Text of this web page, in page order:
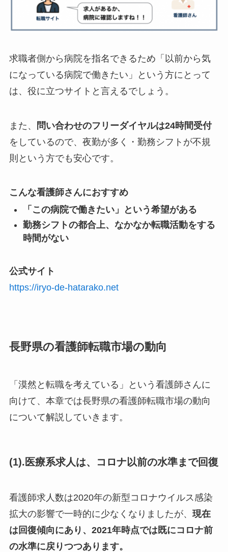
求職者側から病院を指名できるため「以前から気
になっている病院で働きたい」という方にとって
は、役に立つサイトと言えるでしょう。
また、
問い合わせのフリーダイヤルは24時間受付
をしているので、夜勤が多く・勤務シフトが不規
則という方でも安心です。
こんな看護師さんにおすすめ
「この病院で働きたい」という希望がある
勤務シフトの都合上、なかなか転職活動をする
時間がない
公式サイト
https://iryo-de-hatarako.net
長野県の看護師転職市場の動向
「漠然と転職を考えている」という看護師さんに
向けて、本章では長野県の看護師転職市場の動向
について解説していきます。
(1).医療系求人は、コロナ以前の水準まで回復
看護師求人数は2020年の新型コロナウイルス感染
拡大の影響で一時的に少なくなりましたが、 現在
は回復傾向にあり、2021年時点では既にコロナ前
の水準に戻りつつあります。